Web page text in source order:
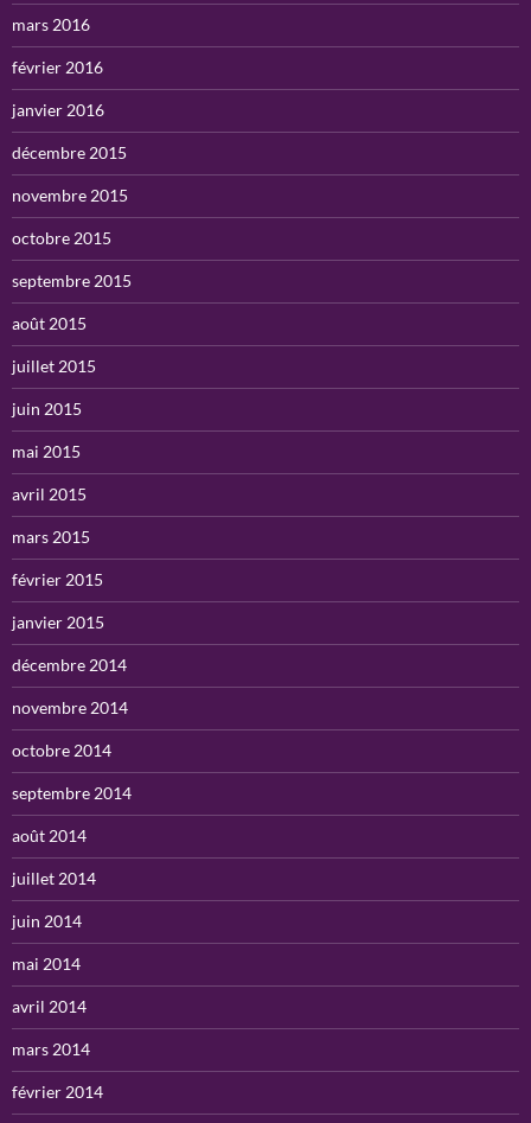
mars 2016
février 2016
janvier 2016
décembre 2015
novembre 2015
octobre 2015
septembre 2015
août 2015
juillet 2015
juin 2015
mai 2015
avril 2015
mars 2015
février 2015
janvier 2015
décembre 2014
novembre 2014
octobre 2014
septembre 2014
août 2014
juillet 2014
juin 2014
mai 2014
avril 2014
mars 2014
février 2014